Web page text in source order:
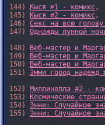
144)
Кыся #1 - комикс,
145)
Кыся #2 - комикс,
146) Секс на всю
147) Однажды лунной
148)
Веб-мастер и
149)
Веб-мастер и
150)
Веб-мастер и
151) Эмми город надежд
152) Миллинелла #2 -
153)
Космические
154) Энни: Случайное
155) Энни: Случайное